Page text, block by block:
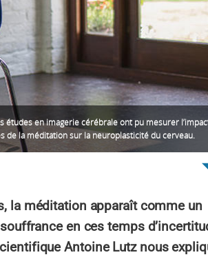
études en imagerie cérébrale ont pu mesurer
de la méditation sur la neuroplasticité du cerveau.
la méditation apparaît comme un
en ces temps
Antoine Lutz nous